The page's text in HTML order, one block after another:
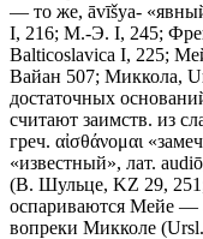
— то же, āvīšуа-
I, 216; М.-Э. I, 245;
Balticoslavica I, 225;
Вайан 507; Миккола,
достаточных
считают заимств. из
греч. αἰσθάνομαι
«известный», лат.
(В. Шульце, KZ 29,
оспариваются Мейе —
вопреки Микколе